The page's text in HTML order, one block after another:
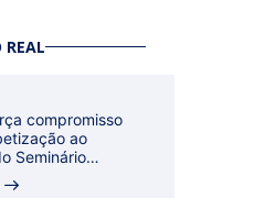
compromisso
ao
Seminário